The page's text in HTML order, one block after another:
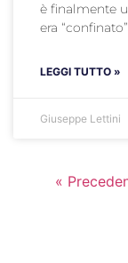
è finalmente
era
LEGGI TUTTO »
Giuseppe Lettini
«